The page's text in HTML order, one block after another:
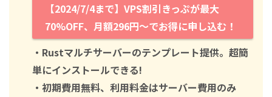
【2024/7/4まで】VPS割引きっぷが最大
70%OFF、月額296円～でお得に申し込む！
・Rustマルチサーバーのテンプレート提供。超簡
単にインストールできる!
・初期費用無料、利用料金はサーバー費用のみ